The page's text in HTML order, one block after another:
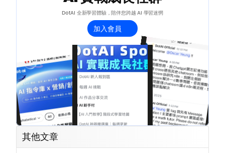
DotAI 全新學習體驗，陪伴您跨越 AI 學習迷惘
加入會員
其他文章